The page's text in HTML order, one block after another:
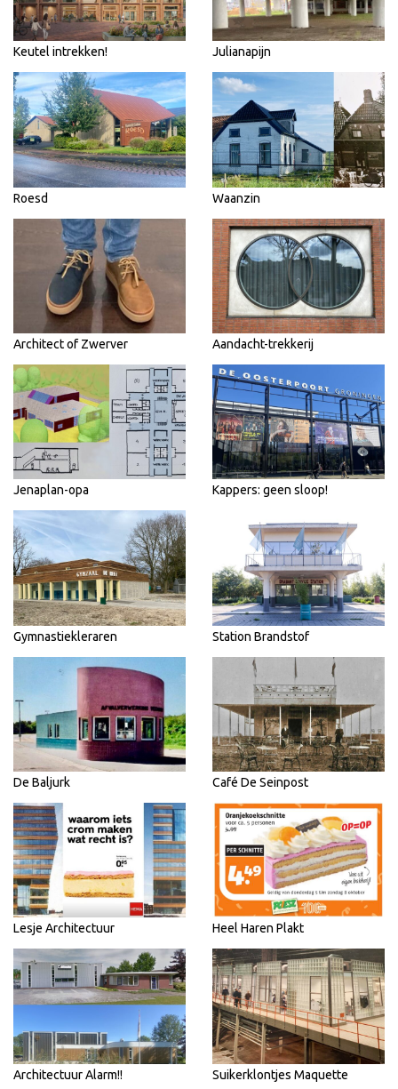
Keutel intrekken! Julianapijn
Roesd Waanzin
Architect of Zwerver Aandacht-trekkerij
Jenaplan-opa Kappers: geen sloop!
Gymnastiekleraren Station Brandstof
De Baljurk Café De Seinpost
Lesje Architectuur Heel Haren Plakt
Architectuur Alarm!! Suikerklontjes Maquette